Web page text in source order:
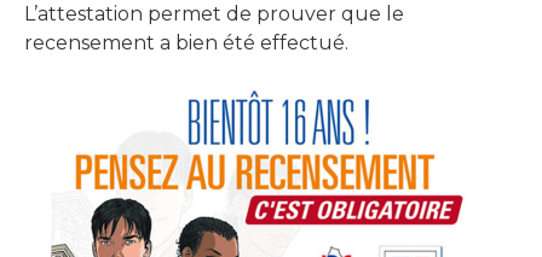
L’attestation permet de prouver que le
recensement a bien été effectué.